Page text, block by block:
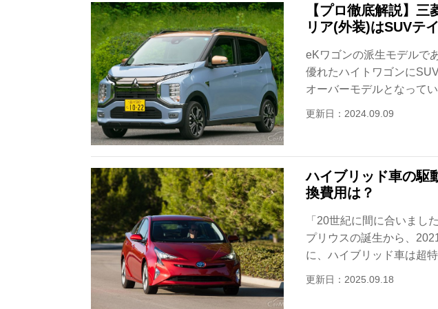
【プロ徹底解説】
リア(外装)はSUVテ
eKワゴンの派生モデルで
優れたハイトワゴンに
オーバーモデルとなって
更新日：2024.09.09
ハイブリッド車の駆
換費用は？
「20世紀に間に合いまし
プリウスの誕生から、
に、ハイブリッド車は超
更新日：2025.09.18